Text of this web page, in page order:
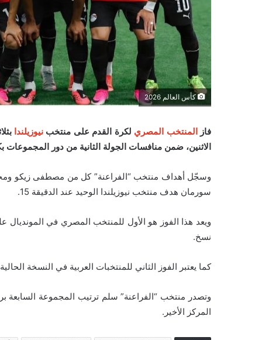
كأس العالم 2026
فازالمنتخب المصري لكرة القدم على منتخب نيوزيلندا
الاثنين، ضمن منافسات الجولة الثانية من دور المجموعات بكأس
سورمان هدف منتخب نيوزيلندا الوحيد عند الدقيقة 15.
نسخ.
كما يعتبر الفوز الثاني للمنتخبات العربية في النسخة
المركز الأخير.